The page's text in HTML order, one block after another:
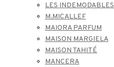
LES INDEMODABLES
M.MICALLEF
MAIORA PARFUM
MAISON MARGIELA
MAISON TAHITÉ
MANCERA